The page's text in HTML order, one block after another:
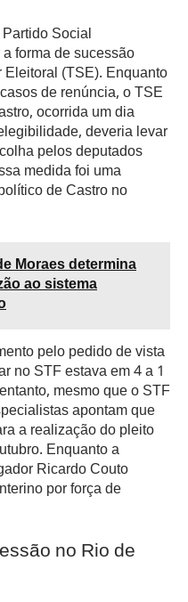
Social
forma de sucessão
(TSE). Enquanto
de renúncia, o TSE
ocorrida um dia
deveria levar
pelos deputados
medida foi uma
de Castro no
Moraes determina
ao sistema
pelo pedido de vista
no STF estava em 4 a 1
mesmo que o STF
apontam que
a realização do pleito
Enquanto a
Ricardo Couto
por força de
no Rio de